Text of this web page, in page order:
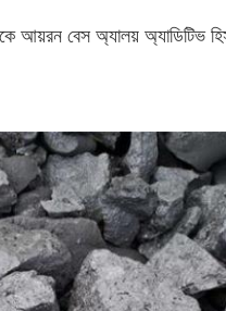
আয়রন বেস অ্যালয় অ্যাডিটিভ